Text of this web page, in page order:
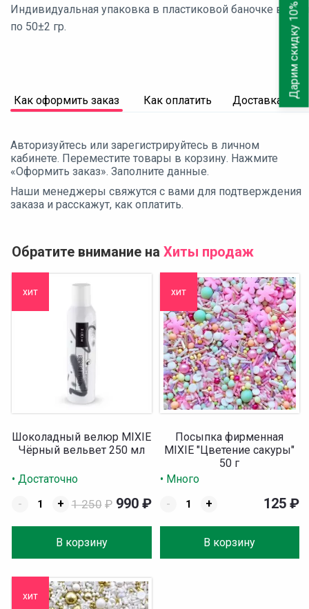
Индивидуальная упаковка в пластиковой баночке весом
по 50±2 гр.
Как оформить заказ Как оплатить Доставка
Авторизуйтесь или зарегистрируйтесь в личном
кабинете. Переместите товары в корзину. Нажмите
«Оформить заказ». Заполните данные.
Наши менеджеры свяжутся с вами для подтверждения
заказа и расскажут, как оплатить.
Обратите внимание на Хиты продаж
хит
Шоколадный велюр MIXIE
Чёрный вельвет 250 мл
• Достаточно
-
+
В корзину
1 250 ₽ 990 ₽
хит
Посыпка фирменная
MIXIE "Цветение сакуры"
50 г
• Много
-
+
В корзину
125 ₽
хит
Дарим скидку 10%